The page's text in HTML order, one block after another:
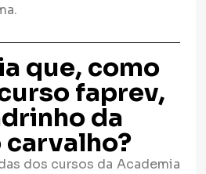
que, como
faprev,
da
dos cursos da Academia